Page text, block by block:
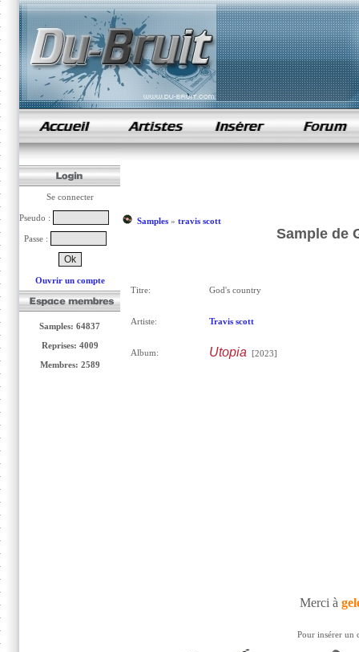
samples de rap
Se connecter
Pseudo :
Passe :
Ouvrir un compte
Samples: 64837
Reprises: 4009
Membres: 2589
Samples» travis scott
Sample de
Titre: God's country
Artiste: Travis scott
Album: Utopia [2023]
Merci à
Pour insérer un